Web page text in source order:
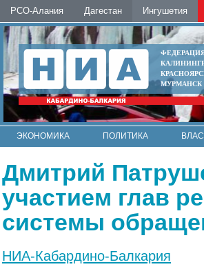
РСО-Алания Дагестан Ингушетия
МУРМАНСК
ЭКОНОМИКА ПОЛИТИКА
Дмитрий
участием глав
системы
НИА-Кабардино-Балкария